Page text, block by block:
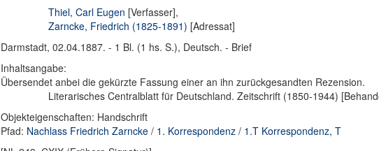
Thiel, Carl Eugen [Verfasser],
Zarncke, Friedrich (1825-1891) [Adressat]
Darmstadt, 02.04.1887. - 1 Bl. (1 hs. S.), Deutsch. - Brief
Inhaltsangabe:
Übersendet anbei die gekürzte Fassung einer an ihn zurückgesandten Rezension.
Literarisches Centralblatt für Deutschland. Zeitschrift (1850-1944)
Objekteigenschaften: Handschrift
Pfad: Nachlass Friedrich Zarncke/ 1. Korrespondenz/ 1.T Korrespondenz, T